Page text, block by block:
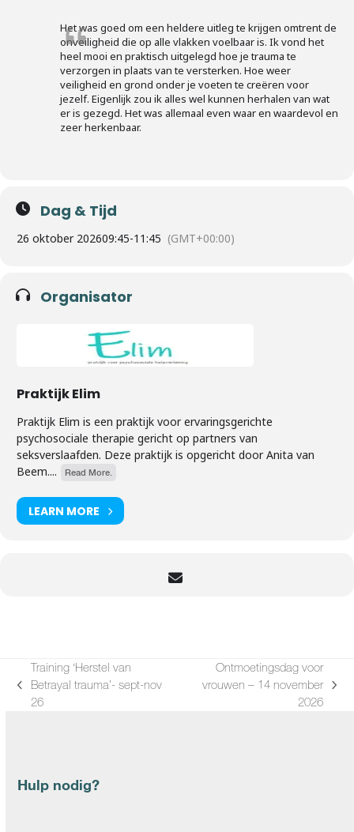
Het was goed om een heldere uitleg te krijgen omtrent de
onveiligheid die op alle vlakken voelbaar is. Ik vond het
heel mooi en praktisch uitgelegd hoe je trauma te
verzorgen in plaats van te versterken. Hoe weer
veiligheid en grond onder je voeten te creëren voor
jezelf. Eigenlijk zou ik alles wel kunnen herhalen van wat
er is gezegd. Het was allemaal even waar en waardevol en
zeer herkenbaar.
Dag & Tijd
26 oktober 202609:45-11:45 (GMT+00:00)
Organisator
Praktijk Elim
Praktijk Elim is een praktijk voor ervaringsgerichte
psychosociale therapie gericht op partners van
seksverslaafden. Deze praktijk is opgericht door Anita van
Beem....
Read More.
LEARN MORE
previous
post:
Training ‘Herstel van
Betrayal trauma’- sept-nov
26
Ontmoetingsdag voor
vrouwen – 14 november
2026
Hulp nodig?